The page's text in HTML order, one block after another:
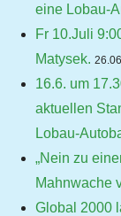
eine Lobau-
Fr 10.Juli
Matysek.
16.6. um
aktuellen
Lobau-
„Nein zu
Mahnwache
Global 2000